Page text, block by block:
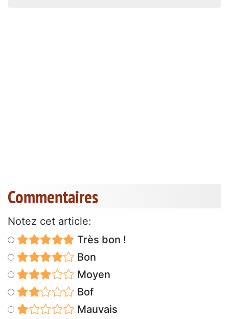
Commentaires
Notez cet article:
Très bon !
Bon
Moyen
Bof
Mauvais